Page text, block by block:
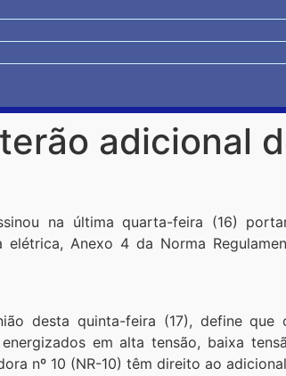
adicional
na última quarta-feira (16)
Anexo 4 da Norma
desta quinta-feira (17), define
em alta tensão, baixa
nº 10 (NR-10) têm direito ao